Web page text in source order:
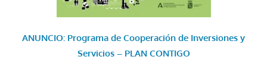
ANUNCIO: Programa de Cooperación de Inversiones y
Servicios – PLAN CONTIGO